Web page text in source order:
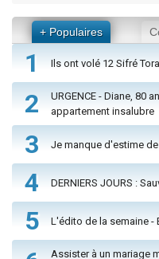
+ Populaires
1 Ils ont volé 12 Sifré
2
URGENCE - Diane, 80
appartement insalubre
3 Je manque d'estime
4 DERNIERS JOURS :
5 L'édito de la semaine -
Assister à un mariage